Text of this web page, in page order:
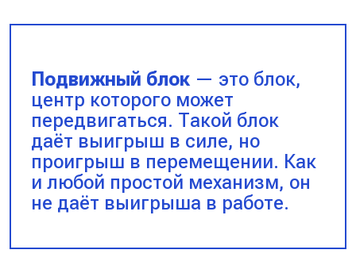
Подвижный блок— это блок,
центр которого может
передвигаться. Такой блок
даёт выигрыш в силе, но
проигрыш в перемещении. Как
и любой простой механизм, он
не даёт выигрыша в работе.